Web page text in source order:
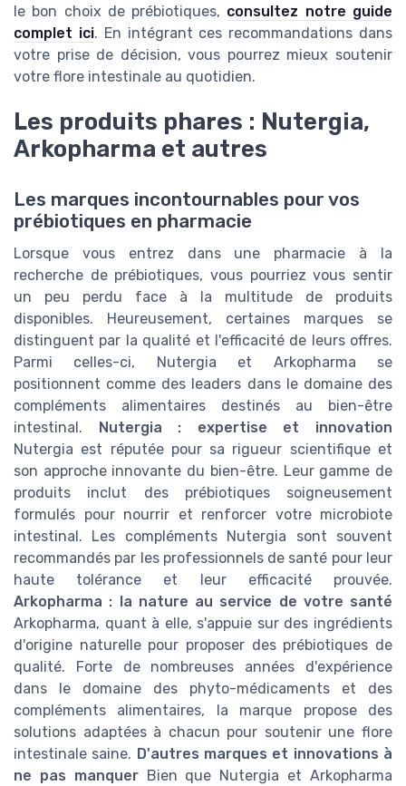
le bon choix de prébiotiques, consultez notre guide
complet ici. En intégrant ces recommandations dans
votre prise de décision, vous pourrez mieux soutenir
votre flore intestinale au quotidien.
Les produits phares : Nutergia,
Arkopharma et autres
Les marques incontournables pour vos
prébiotiques en pharmacie
Lorsque vous entrez dans une pharmacie à la
recherche de prébiotiques, vous pourriez vous sentir
un peu perdu face à la multitude de produits
disponibles. Heureusement, certaines marques se
distinguent par la qualité et l'efficacité de leurs offres.
Parmi celles-ci, Nutergia et Arkopharma se
positionnent comme des leaders dans le domaine des
compléments alimentaires destinés au bien-être
intestinal.
Nutergia : expertise et innovation
Nutergia est réputée pour sa rigueur scientifique et
son approche innovante du bien-être. Leur gamme de
produits inclut des prébiotiques soigneusement
formulés pour nourrir et renforcer votre microbiote
intestinal. Les compléments Nutergia sont souvent
recommandés par les professionnels de santé pour leur
haute tolérance et leur efficacité prouvée.
Arkopharma : la nature au service de votre santé
Arkopharma, quant à elle, s'appuie sur des ingrédients
d'origine naturelle pour proposer des prébiotiques de
qualité. Forte de nombreuses années d'expérience
dans le domaine des phyto-médicaments et des
compléments alimentaires, la marque propose des
solutions adaptées à chacun pour soutenir une flore
intestinale saine. D'autres marques et innovations à
ne pas manquerBien que Nutergia et Arkopharma